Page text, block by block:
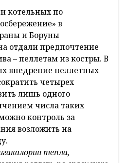
котельных по
в
и Боруны
отдали предпочтение
– пеллетам из костры. В
внедрение пеллетных
четырех
лишь одного
числа таких
контроль за
возложить на
тепла,